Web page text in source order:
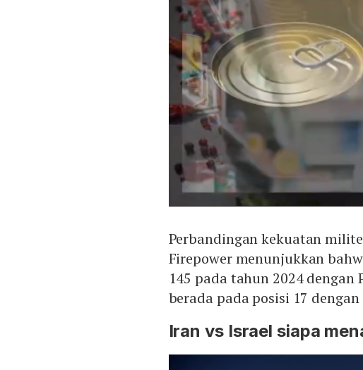
Perbandingan kekuatan
Firepower menunjukkan
145 pada tahun 2024
berada pada posisi 17
Iran vs Israel siapa